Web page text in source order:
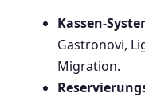
Kassen-
Gastronovi,
Migration.